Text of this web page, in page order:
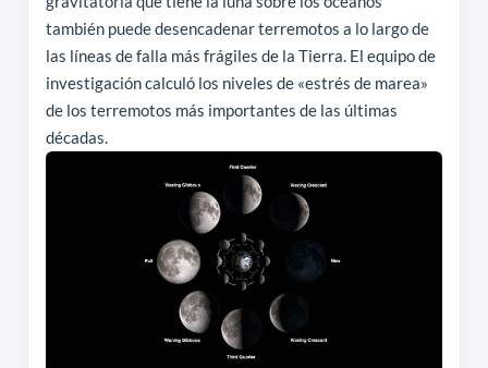
también puede desencadenar terremotos a lo largo de
las líneas de falla más frágiles de la Tierra. El equipo de
investigación calculó los niveles de «estrés de marea»
de los terremotos más importantes de las últimas
décadas.